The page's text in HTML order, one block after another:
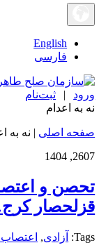
English
فارسی
ورود |
ثبت‌نام
نه به اعدام
صفحه اصلی | نه به
2607, 1404
تحصن و
قزلحصار
Tags: آزادی, اعتصاب